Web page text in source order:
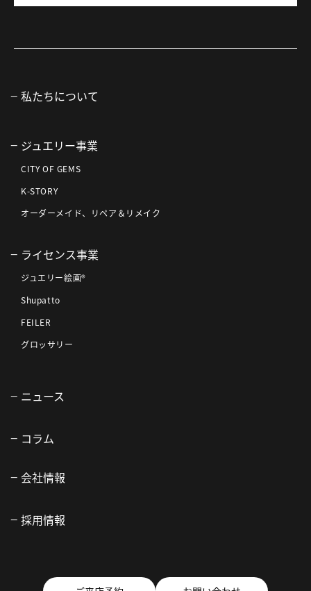
私たちについて
ジュエリー事業
CITY OF GEMS
K-STORY
オーダーメイド、リペア＆リメイク
ライセンス事業
ジュエリー絵画®
Shupatto
FEILER
グロッサリー
ニュース
コラム
会社情報
採用情報